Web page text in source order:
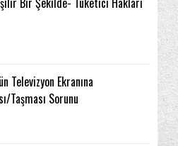
Televizyon Ekranına
Taşması Sorunu